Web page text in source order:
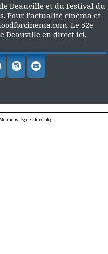
Deauville et du Festival du
Pour l'actualité cinéma et
Le 52e
Deauville en direct ici.
légales de ce blog